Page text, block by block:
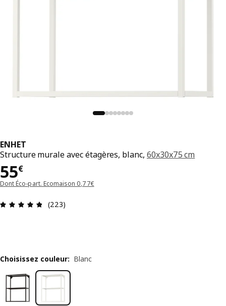
ENHET
Structure murale avec étagères, blanc, 60x30x75 cm
55€
Prix 55€
Dont Éco-part. Ecomaison 0,77€
Avis: 4.8 sur 5 étoiles Nombre total d'avis: 223
(223)
Choisissez couleur: Blanc